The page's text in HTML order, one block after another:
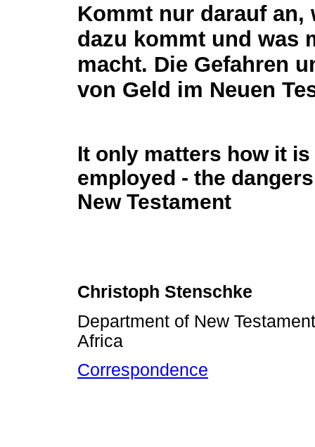
Kommt nur darauf an,
dazu kommt und was
macht. Die Gefahren
von Geld im Neuen
It only matters how it
employed - the
New Testament
Christoph Stenschke
Department of New
Africa
Correspondence